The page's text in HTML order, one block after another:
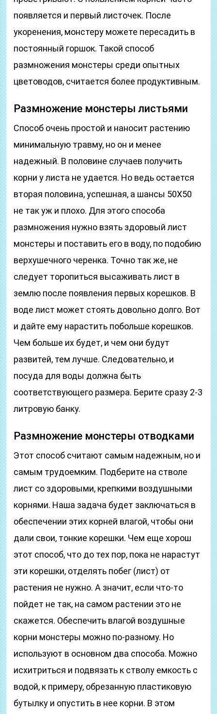
появляется и первый листочек. После
укоренения, монстеру можете пересадить в
постоянный горшок. Такой способ
размножения монстеры среди опытных
цветоводов, считается более продуктивным.
Размножение монстеры листьями
Способ очень простой и наносит растению
минимальную травму, но он и менее
надежный. В половине случаев получить
корни у листа не удается. Но ведь остается
вторая половина, успешная, а шансы 50Х50
не так уж и плохо. Для этого способа
размножения нужно взять здоровый лист
монстеры и поставить его в воду, по подобию
верхушечного черенка. Точно так же, не
следует торопиться высаживать лист в
землю после появления первых корешков. В
воде лист может стоять довольно долго. Вот
и дайте ему нарастить побольше корешков.
Чем больше их будет, и чем они будут
развитей, тем лучше. Следовательно, и
посуда для воды должна быть
соответствующего размера. Берите сразу 2-3
литровую банку.
Размножение монстеры отводками
Этот способ считают самым надежным, но и
самым трудоемким. Подберите на стволе
лист со здоровыми, крепкими воздушными
корнями. Наша задача будет заключаться в
обеспечении этих корней влагой, чтобы они
дали свои, тонкие корешки. Чем еще хорош
этот способ, что до тех пор, пока не нарастут
эти корешки, отделять побег (лист) от
растения не нужно. А значит, если что-то
пойдет не так, на самом растении это не
скажется. Обеспечить влагой воздушные
корни монстеры можно по-разному. Но
используют в основном два способа. Можно
исхитриться и подвязать к стволу емкость с
водой, к примеру, обрезанную пластиковую
бутылку и опустить в нее корни. В этом